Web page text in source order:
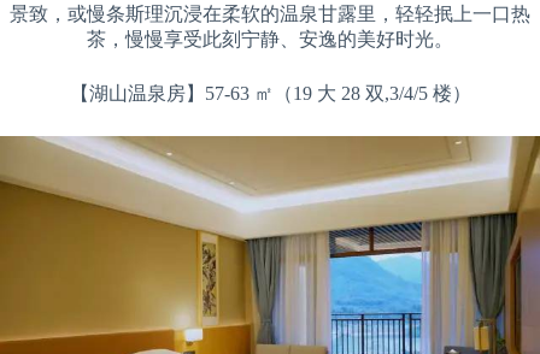
景致，或慢条斯理沉浸在柔软的温泉甘露里，轻轻抿上一口热
茶，慢慢享受此刻宁静、安逸的美好时光。
【湖山温泉房】57-63 ㎡（19 大 28 双,3/4/5 楼）